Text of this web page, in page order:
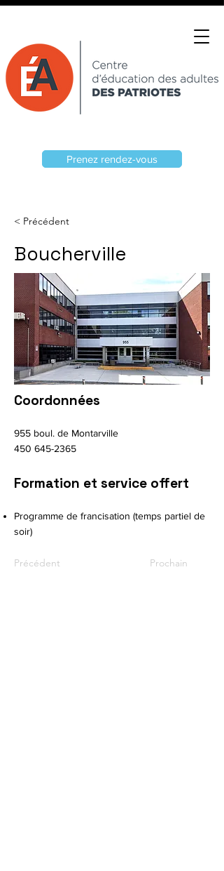
Prenez rendez-vous
< Précédent
Boucherville
Coordonnées
955 boul. de Montarville
450 645-2365
Formation et service offert
Programme de francisation (temps partiel de
soir)
Précédent Prochain